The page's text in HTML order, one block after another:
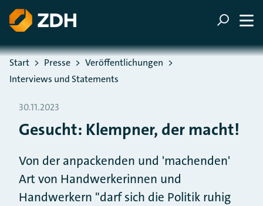
ZUM HAUPTINHALT SPRINGEN
ZUR SUCHE SPRINGEN
Sie befinden sich hier:
Start Presse
Veröffentlichungen
Interviews und Statements
30.11.2023
Gesucht: Klempner, der macht!
Von der anpackenden und 'machenden'
Art von Handwerkerinnen und
Handwerkern "darf sich die Politik ruhig